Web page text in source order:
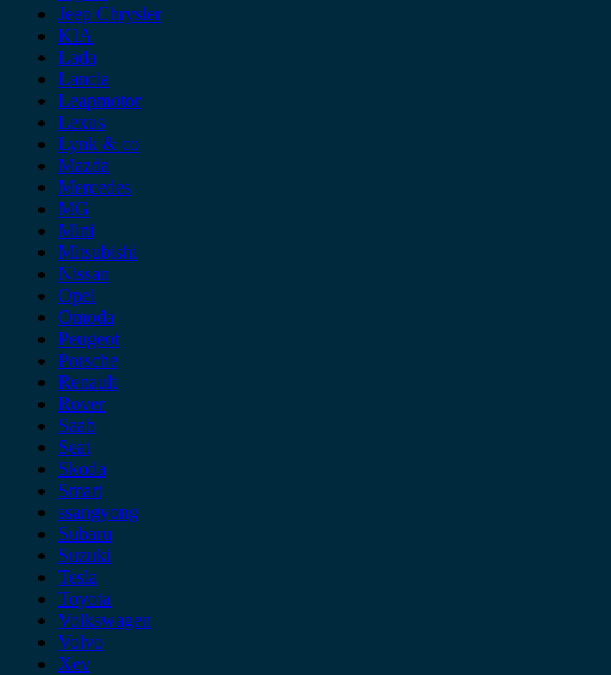
Jeep Chrysler
KIA
Lada
Lancia
Leapmotor
Lexus
Lynk & co
Mazda
Mercedes
MG
Mini
Mitsubishi
Nissan
Opel
Omoda
Peugeot
Porsche
Renault
Rover
Saab
Seat
Skoda
Smart
ssangyong
Subaru
Suzuki
Tesla
Toyota
Volkswagen
Volvo
Xev